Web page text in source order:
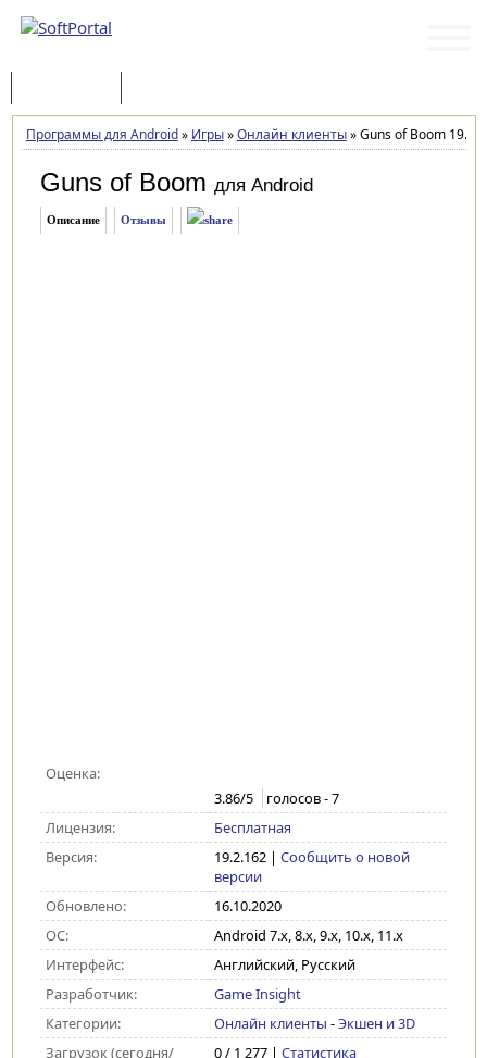
Программы для Android» Игры»Онлайн клиенты»Guns of Boom
Guns of Boom для Android
Описание Отзывы
Оценка:
3.86/5 голосов -7
Лицензия:
Бесплатная
Версия:
19.2.162| Сообщить о новой
версии
Обновлено:
16.10.2020
ОС:
Android 7.x, 8.x, 9.x, 10.x, 11.x
Интерфейс:
Английский, Русский
Разработчик:
Game Insight
Категории:
Онлайн клиенты -Экшен и 3D
Загрузок (сегодня/
0 / 1 277 | Статистика